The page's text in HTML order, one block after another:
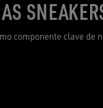
componente clave de